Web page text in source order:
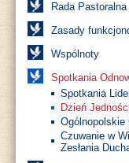
Rada Pastoralna
Zasady
Wspólnoty
Spotkania
Spotkania
Dzień Jedności
Ogólnopolskie
Czuwanie w
Zesłania